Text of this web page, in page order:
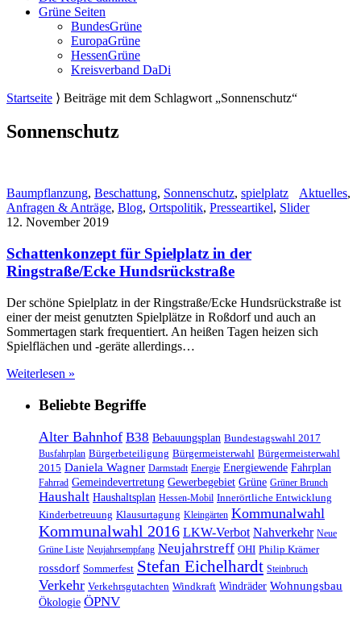
Grüne Seiten
BundesGrüne
EuropaGrüne
HessenGrüne
Kreisverband DaDi
Startseite ⟩ Beiträge mit dem Schlagwort „Sonnenschutz“
Sonnenschutz
Baumpflanzung, Beschattung, Sonnenschutz, spielplatz Aktuelles,
Anfragen & Anträge, Blog, Ortspolitik, Presseartikel, Slider
12. November 2019
Schattenkonzept für Spielplatz in der
Ringstraße/Ecke Hundsrückstraße
Der schöne Spielplatz in der Ringstraße/Ecke Hundsrückstraße ist
einer der meist genutzten Spielplätze in Roßdorf und auch an
Sommertagen stark frequentiert. An heißen Tagen heizen sich
Spielflächen und -geräte allerdings…
Weiterlesen »
Beliebte Begriffe
Alter Bahnhof B38 Bebauungsplan Bundestagswahl 2017
Busfahrplan Bürgerbeteiligung Bürgermeisterwahl Bürgermeisterwahl
2015 Daniela Wagner Darmstadt Energie Energiewende Fahrplan
Fahrrad Gemeindevertretung Gewerbegebiet Grüne Grüner Brunch
Haushalt Haushaltsplan Hessen-Mobil Innerörtliche Entwicklung
Kinderbetreuung Klausurtagung Kleingärten Kommunalwahl
Kommunalwahl 2016 LKW-Verbot Nahverkehr Neue
Grüne Liste Neujahrsempfang Neujahrstreff OHI Philip Krämer
rossdorf Sommerfest Stefan Eichelhardt Steinbruch
Verkehr Verkehrsgutachten Windkraft Windräder Wohnungsbau
Ökologie ÖPNV